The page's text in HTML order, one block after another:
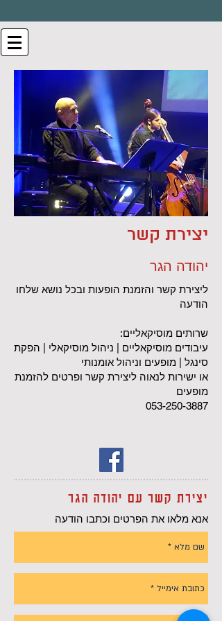
יצירת קשר
יהודה הגר
ליצירת קשר והזמנת הופעות ובכל נושא שלחו
הודעה
שרותים מוסיקאליים:
עיבודים מוסיקאליים | ניהול מוסיקאלי | הפקת
סינגל | מופעים וניהול אומנותי
או ישירות לנאוה ליצירת קשר ופרטים להזמנת
מופעים
053-250-3887
יצירת קשר עם יהודה הגר
אנא מלאו את הפרטים וכתבו הודעה